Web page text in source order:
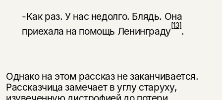
-Как раз. У нас недолго. Блядь. Она
приехала на помощь Ленинграду[13].
Однако на этом рассказ не заканчивается.
Рассказчица замечает в углу ста­руху,